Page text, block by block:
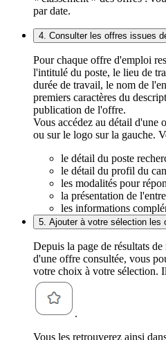
par date.
4. Consulter les offres issues
Pour chaque offre d'emploi
l'intitulé du poste, le lieu de
durée de travail, le nom de
premiers caractères du
publication de l'offre.
Vous accédez au détail d'une
ou sur le logo sur la gauche.
le détail du poste
le détail du profil du
les modalités pour
la présentation de
les informations
5. Ajouter à votre sélection les
Depuis la page de résultats
d'une offre consultée, vous
votre choix à votre sélection.
.
Vous les retrouverez ainsi